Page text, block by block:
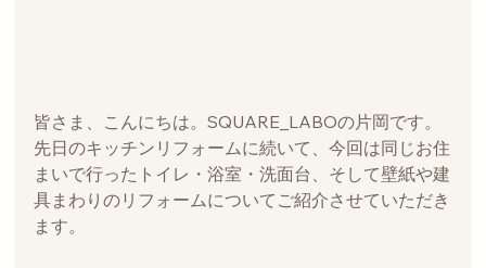
皆さま、こんにちは。SQUARE_LABOの片岡です。
先日のキッチンリフォームに続いて、今回は同じお住
まいで行ったトイレ・浴室・洗面台、そして壁紙や建
具まわりのリフォームについてご紹介させていただき
ます。